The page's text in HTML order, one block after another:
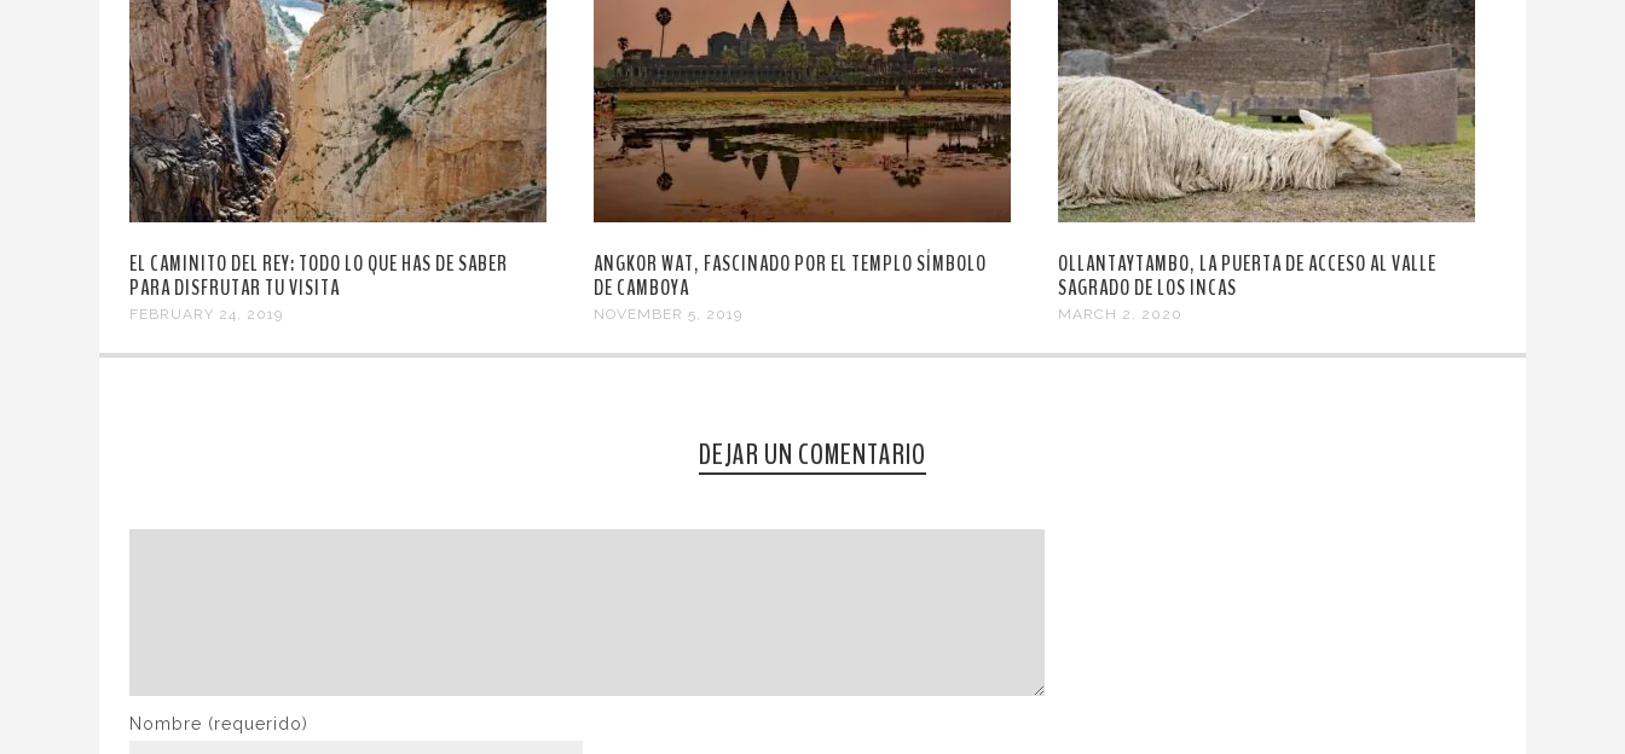
EL CAMINITO DEL REY: TODO LO QUE HAS DE SABER
PARA DISFRUTAR TU VISITA
FEBRUARY 24, 2019
ANGKOR WAT, FASCINADO POR EL TEMPLO SÍMBOLO
DE CAMBOYA
NOVEMBER 5, 2019
OLLANTAYTAMBO, LA PUERTA DE ACCESO AL VALLE
SAGRADO DE LOS INCAS
MARCH 2, 2020
DEJAR UN COMENTARIO
Nombre (requerido)